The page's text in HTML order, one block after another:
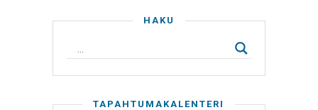
HAKU
TAPAHTUMAKALENTERI